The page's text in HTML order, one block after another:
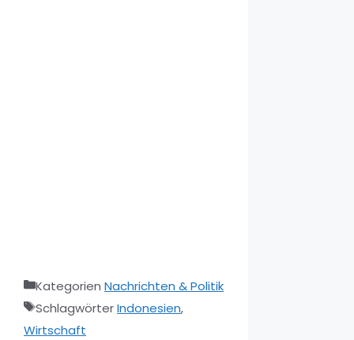
Kategorien Nachrichten & Politik
SchlagwörterIndonesien,
Wirtschaft